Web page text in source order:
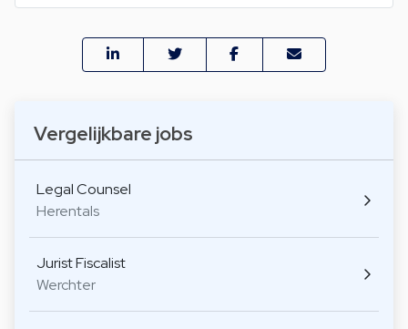
Vergelijkbare jobs
Legal Counsel
Herentals
Jurist Fiscalist
Werchter